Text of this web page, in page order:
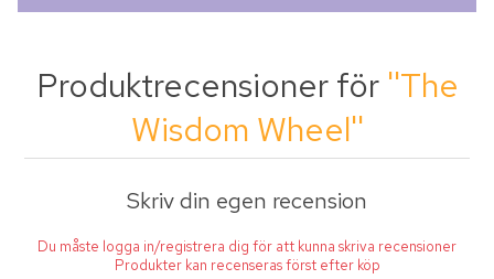
Produktrecensioner för The
Wisdom Wheel
Skriv din egen recension
Du måste logga in/registrera dig för att kunna skriva recensioner
Produkter kan recenseras först efter köp